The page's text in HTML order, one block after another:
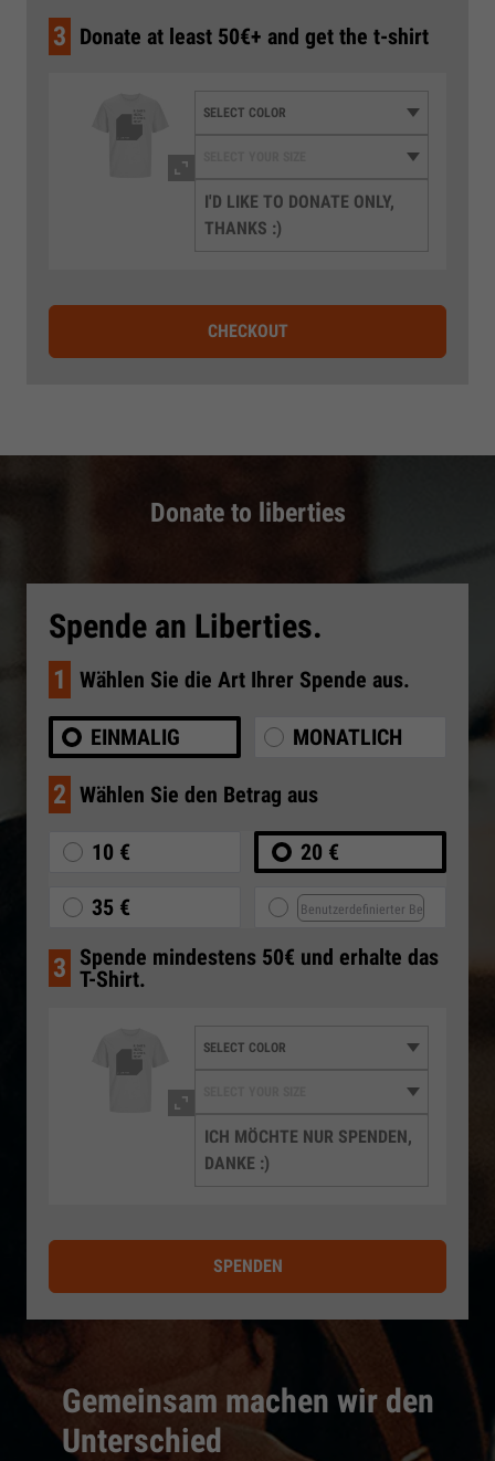
3 Donate at least 50€+ and get the t-shirt
I'D LIKE TO DONATE ONLY,
THANKS :)
CHECKOUT
Donate to liberties
Gemeinsam machen wir den
Unterschied
Spende an Liberties.
1 Wählen Sie die Art Ihrer Spende aus.
EINMALIG MONATLICH
2 Wählen Sie den Betrag aus
10 € 20 €
35 €
3 Spende mindestens 50€ und erhalte das
T-Shirt.
ICH MÖCHTE NUR SPENDEN,
DANKE :)
SPENDEN